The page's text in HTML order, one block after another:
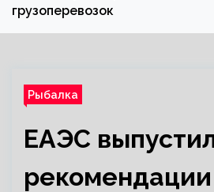
грузоперевозок
Рыбалка
ЕАЭС